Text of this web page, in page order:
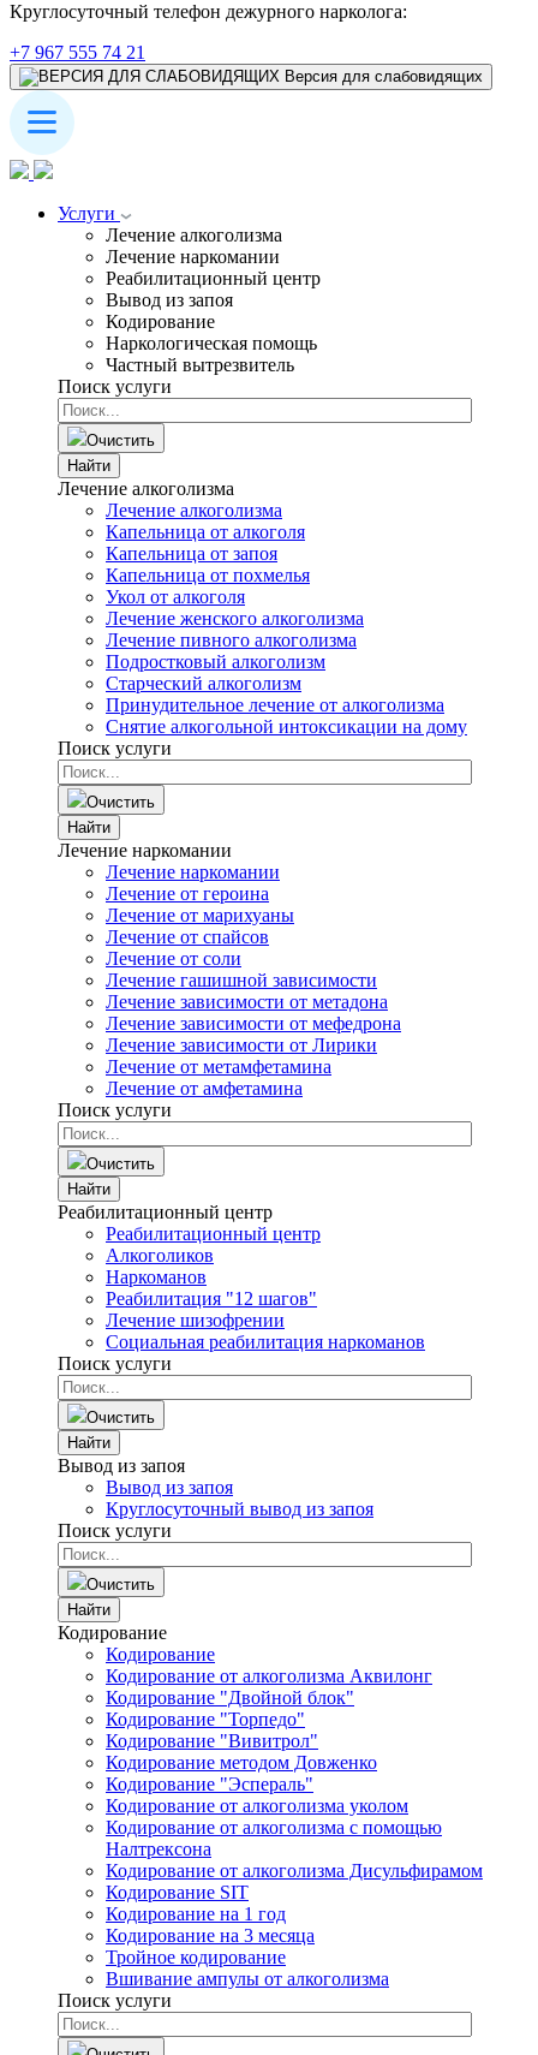
Круглосуточный телефон дежурного нарколога:
+7 967 555 74 21
Версия для слабовидящих
Услуги
Лечение алкоголизма
Лечение наркомании
Реабилитационный центр
Вывод из запоя
Кодирование
Наркологическая помощь
Частный вытрезвитель
Поиск услуги
Очистить
Найти
Лечение алкоголизма
Лечение алкоголизма
Капельница от алкоголя
Капельница от запоя
Капельница от похмелья
Укол от алкоголя
Лечение женского алкоголизма
Лечение пивного алкоголизма
Подростковый алкоголизм
Старческий алкоголизм
Принудительное лечение от алкоголизма
Снятие алкогольной интоксикации на дому
Поиск услуги
Очистить
Найти
Лечение наркомании
Лечение наркомании
Лечение от героина
Лечение от марихуаны
Лечение от спайсов
Лечение от соли
Лечение гашишной зависимости
Лечение зависимости от метадона
Лечение зависимости от мефедрона
Лечение зависимости от Лирики
Лечение от метамфетамина
Лечение от амфетамина
Поиск услуги
Очистить
Найти
Реабилитационный центр
Реабилитационный центр
Алкоголиков
Наркоманов
Реабилитация "12 шагов"
Лечение шизофрении
Социальная реабилитация наркоманов
Поиск услуги
Очистить
Найти
Вывод из запоя
Вывод из запоя
Круглосуточный вывод из запоя
Поиск услуги
Очистить
Найти
Кодирование
Кодирование
Кодирование от алкоголизма Аквилонг
Кодирование "Двойной блок"
Кодирование "Торпедо"
Кодирование "Вивитрол"
Кодирование методом Довженко
Кодирование "Эспераль"
Кодирование от алкоголизма уколом
Кодирование от алкоголизма с помощью
Налтрексона
Кодирование от алкоголизма Дисульфирамом
Кодирование SIT
Кодирование на 1 год
Кодирование на 3 месяца
Тройное кодирование
Вшивание ампулы от алкоголизма
Поиск услуги